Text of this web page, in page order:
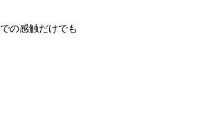
の感触だけでも